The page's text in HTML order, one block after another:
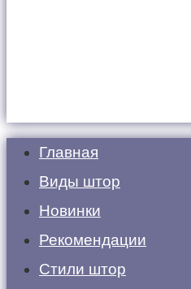
Главная
Виды штор
Новинки
Рекомендации
Стили штор